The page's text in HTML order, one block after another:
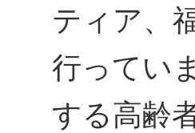
ティア、
行ってい
する高齢